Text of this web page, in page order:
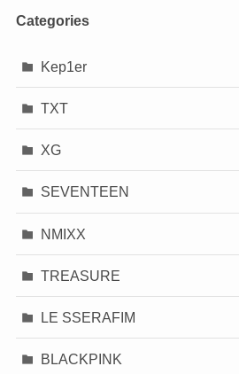
Categories
Kep1er
TXT
XG
SEVENTEEN
NMIXX
TREASURE
LE SSERAFIM
BLACKPINK